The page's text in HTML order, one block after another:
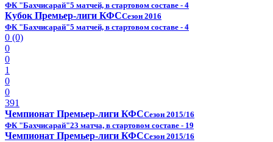
ФК "Бахчисарай"5 матчей, в стартовом составе - 4
Кубок Премьер-лиги КФССезон 2016
ФК "Бахчисарай"5 матчей, в стартовом составе - 4
0 (0)
0
0
1
0
0
391
Чемпионат Премьер-лиги КФССезон 2015/16
ФК "Бахчисарай"23 матча, в стартовом составе - 19
Чемпионат Премьер-лиги КФССезон 2015/16